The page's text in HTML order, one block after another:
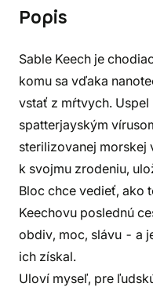
Popis
Sable Keech je
komu sa vďaka
vstať z mŕtvych.
spatterjayským
sterilizovanej
k svojmu zrodeniu,
Bloc chce vedieť, ako
Keechovu poslednú
obdiv, moc, slávu - a
ich získal.
Uloví myseľ, pre